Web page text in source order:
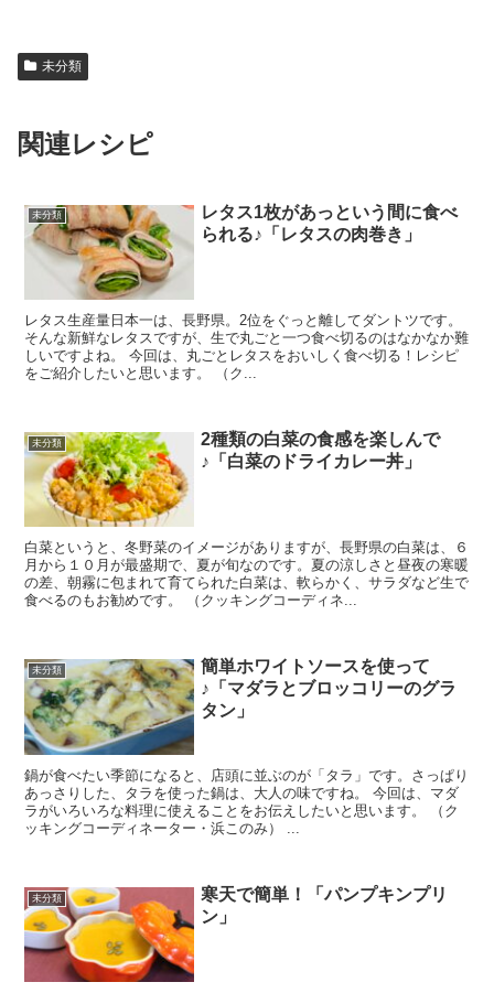
未分類
関連レシピ
未分類
レタス1枚があっという間に食べ
られる♪「レタスの肉巻き」
レタス生産量日本一は、長野県。2位をぐっと離してダントツです。
そんな新鮮なレタスですが、生で丸ごと一つ食べ切るのはなかなか難
しいですよね。 今回は、丸ごとレタスをおいしく食べ切る！レシピ
をご紹介したいと思います。 （ク...
未分類
2種類の白菜の食感を楽しんで
♪「白菜のドライカレー丼」
白菜というと、冬野菜のイメージがありますが、長野県の白菜は、６
月から１０月が最盛期で、夏が旬なのです。夏の涼しさと昼夜の寒暖
の差、朝霧に包まれて育てられた白菜は、軟らかく、サラダなど生で
食べるのもお勧めです。 （クッキングコーディネ...
未分類
簡単ホワイトソースを使って
♪「マダラとブロッコリーのグラ
タン」
鍋が食べたい季節になると、店頭に並ぶのが「タラ」です。さっぱり
あっさりした、タラを使った鍋は、大人の味ですね。 今回は、マダ
ラがいろいろな料理に使えることをお伝えしたいと思います。 （ク
ッキングコーディネーター・浜このみ） ...
未分類
寒天で簡単！「パンプキンプリ
ン」